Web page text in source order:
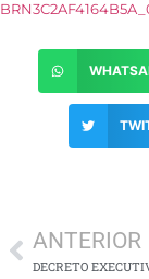
ANTERIOR